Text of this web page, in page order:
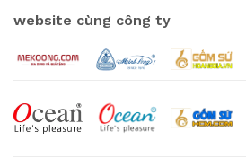
website cùng công ty